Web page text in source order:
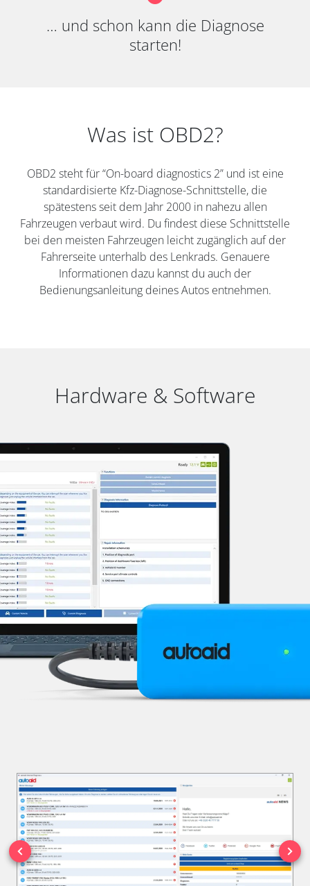
… und schon kann die Diagnose
starten!
Was ist OBD2?
OBD2 steht für “On-board diagnostics 2” und ist eine
standardisierte Kfz-Diagnose-Schnittstelle, die
spätestens seit dem Jahr 2000 in nahezu allen
Fahrzeugen verbaut wird. Du findest diese Schnittstelle
bei den meisten Fahrzeugen leicht zugänglich auf der
Fahrerseite unterhalb des Lenkrads. Genauere
Informationen dazu kannst du auch der
Bedienungsanleitung deines Autos entnehmen.
Hardware & Software